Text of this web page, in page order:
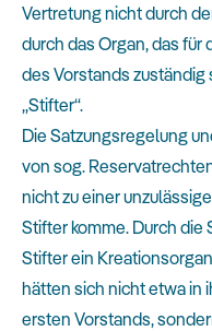
Vertretung nicht durch
durch das Organ, das
des Vorstands zuständig
„Stifter“.
Die Satzungsregelung
von sog.
nicht zu einer
Stifter komme. Durch
Stifter ein
hätten sich nicht etwa in
ersten Vorstands,